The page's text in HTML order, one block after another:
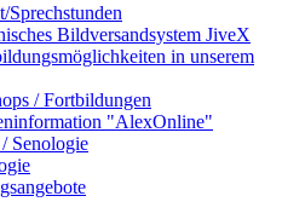
Sprechstunden
Bildversandsystem JiveX
in unserem
/ Fortbildungen
"AlexOnline"
Senologie